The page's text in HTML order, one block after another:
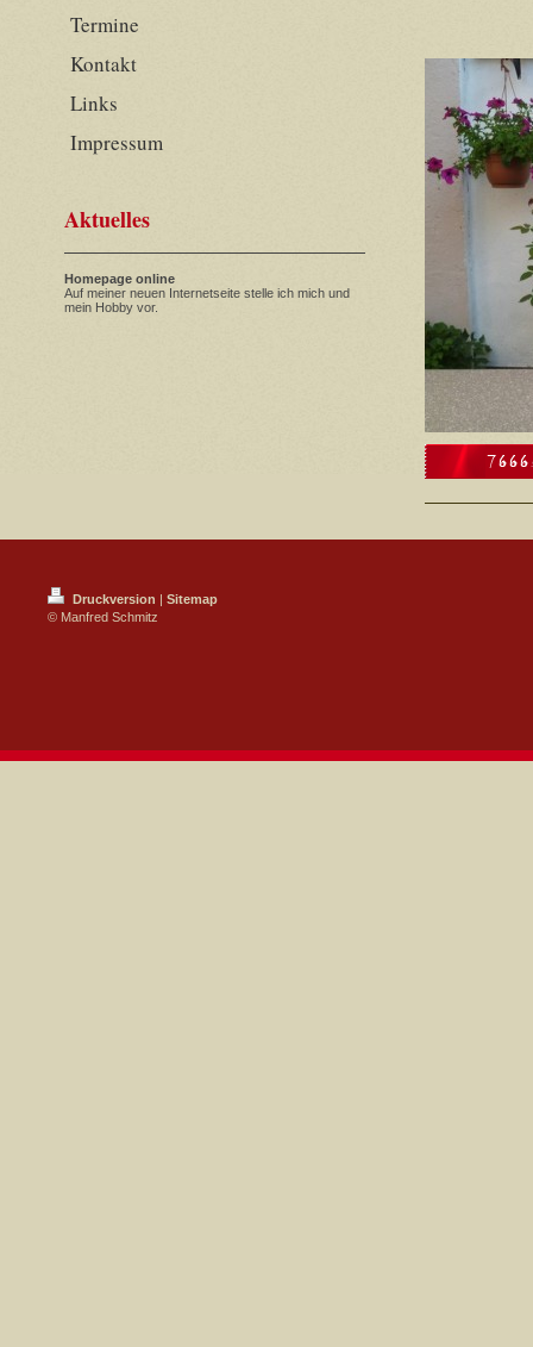
Termine
Kontakt
Links
Impressum
Aktuelles
Homepage online
Auf meiner neuen Internetseite stelle ich mich und
mein Hobby vor.
Druckversion | Sitemap
© Manfred Schmitz